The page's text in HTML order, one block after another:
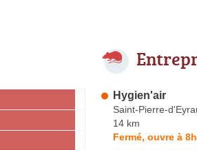
Hygien'air
Saint-Pierre-
14 km
Fermé, ouvre à 8h